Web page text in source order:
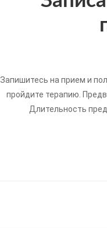
Запишитесь на прием и
пройдите терапию.
Длительность